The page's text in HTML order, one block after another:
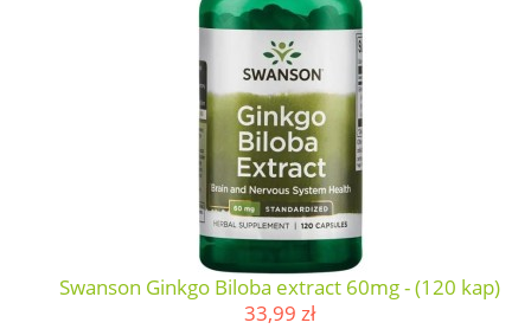
Swanson Ginkgo Biloba extract 60mg - (120 kap)
33,99 zł